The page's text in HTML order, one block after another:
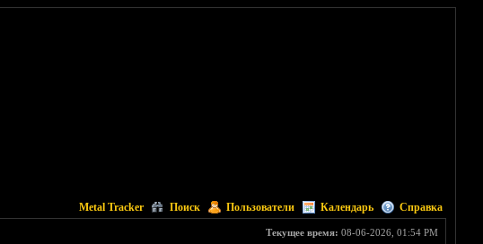
Metal Tracker Поиск Пользователи Календарь Справка
Текущее время: 08-06-2026, 01:54 PM